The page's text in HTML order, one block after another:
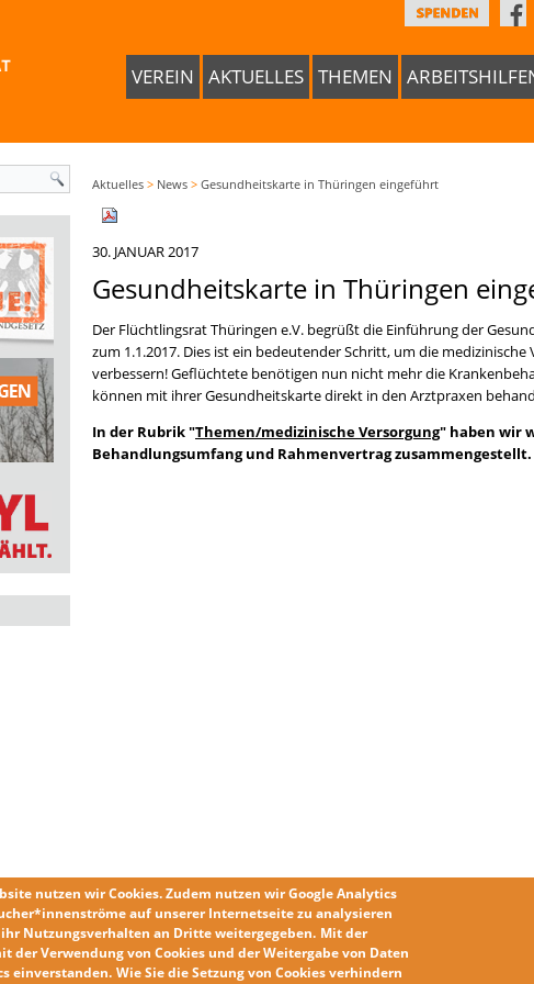
VEREIN AKTUELLES THEMEN
Aktuelles > News > Gesundheitskarte in Thüringen eingeführt
30. JANUAR 2017
Gesundheitskarte in Thüringen
Der Flüchtlingsrat Thüringen e.V. begrüßt die Einführung der
zum 1.1.2017. Dies ist ein bedeutender Schritt, um die
verbessern! Geflüchtete benötigen nun nicht mehr die
können mit ihrer Gesundheitskarte direkt in den Arztpraxen
In der Rubrik "Themen/medizinische Versorgung" haben wir
Behandlungsumfang und Rahmenvertrag zusammengestellt.
nutzen wirCookies. Zudem nutzen wirGoogle Analytics
auf unserer Internetseite zu analysieren
Nutzungsverhalten an Dritte weitergegeben. Mit der
derVerwendung von Cookies und der Weitergabe von Daten
einverstanden. Wie Sie dieSetzung von Cookies verhindern